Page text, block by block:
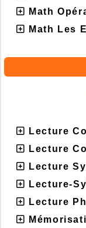
Math
Math Les
Lecture
Lecture
Lecture
Lecture-
Lecture